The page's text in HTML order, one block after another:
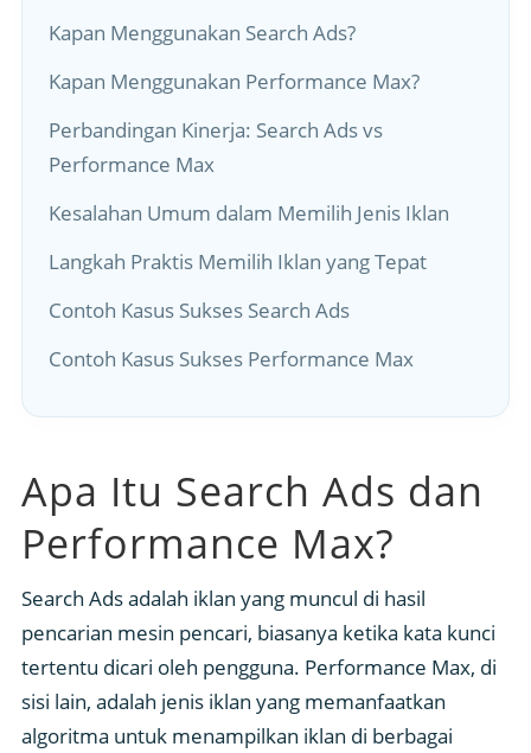
Kapan Menggunakan Search Ads?
Kapan Menggunakan Performance Max?
Perbandingan Kinerja: Search Ads vs
Performance Max
Kesalahan Umum dalam Memilih Jenis Iklan
Langkah Praktis Memilih Iklan yang Tepat
Contoh Kasus Sukses Search Ads
Contoh Kasus Sukses Performance Max
Apa Itu Search Ads dan
Performance Max?
Search Ads adalah iklan yang muncul di hasil
pencarian mesin pencari, biasanya ketika kata kunci
tertentu dicari oleh pengguna. Performance Max, di
sisi lain, adalah jenis iklan yang memanfaatkan
algoritma untuk menampilkan iklan di berbagai